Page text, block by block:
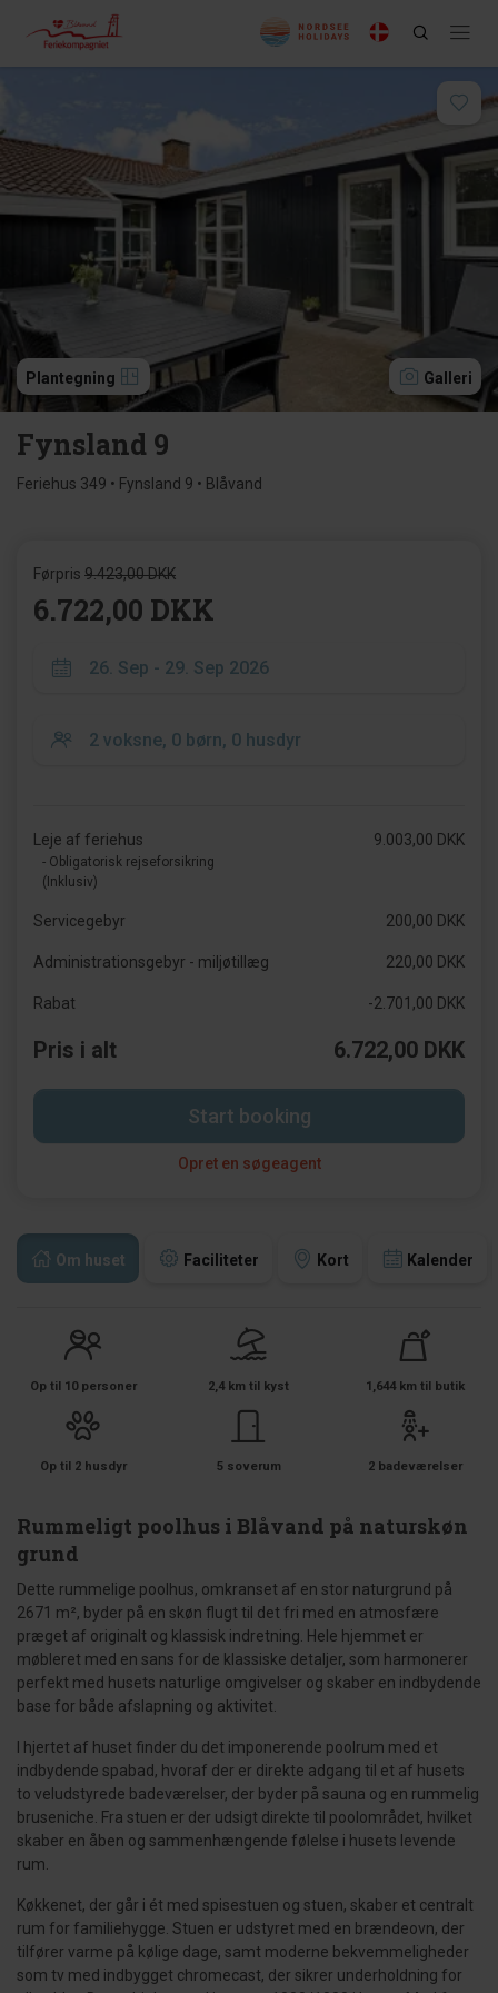
Plantegning Galleri
Fynsland 9
Feriehus 349 • Fynsland 9 • Blåvand
Om huset Faciliteter Kort Kalender
Op til 10 personer 2,4 km til kyst 1,644 km til butik
Op til 2 husdyr 5 soverum 2 badeværelser
Rummeligt poolhus i Blåvand på naturskøn
grund
Dette rummelige poolhus, omkranset af en stor naturgrund på
2671 m², byder på en skøn flugt til det fri med en atmosfære
præget af originalt og klassisk indretning. Hele hjemmet er
møbleret med en sans for de klassiske detaljer, som harmonerer
perfekt med husets naturlige omgivelser og skaber en indbydende
base for både afslapning og aktivitet.
I hjertet af huset finder du det imponerende poolrum med et
indbydende spabad, hvoraf der er direkte adgang til et af husets
to veludstyrede badeværelser, der byder på sauna og en rummelig
bruseniche. Fra stuen er der udsigt direkte til poolområdet, hvilket
skaber en åben og sammenhængende følelse i husets levende
rum.
Køkkenet, der går i ét med spisestuen og stuen, skaber et centralt
rum for familiehygge. Stuen er udstyret med en brændeovn, der
tilfører varme på kølige dage, samt moderne bekvemmeligheder
som tv med indbygget chromecast, der sikrer underholdning for
Førpris 9.423,00 DKK
6.722,00 DKK
Leje af feriehus
- Obligatorisk rejseforsikring
(Inklusiv)
9.003,00 DKK
Servicegebyr 200,00 DKK
Administrationsgebyr - miljøtillæg 220,00 DKK
Rabat -2.701,00 DKK
Pris i alt 6.722,00 DKK
Start booking
Opret en søgeagent